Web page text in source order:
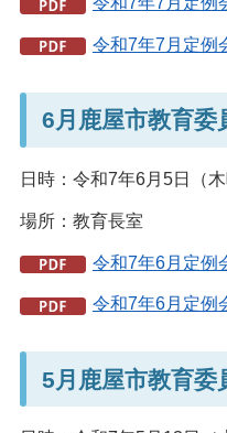
令和7年7月定例
6月鹿屋市教育委
日時：令和7年6月5日（
場所：教育長室
令和7年6月定例
令和7年6月定例
5月鹿屋市教育委